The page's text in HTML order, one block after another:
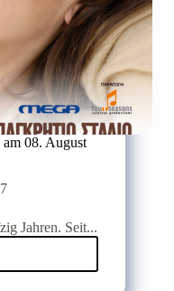
08. August
Jahren. Seit...